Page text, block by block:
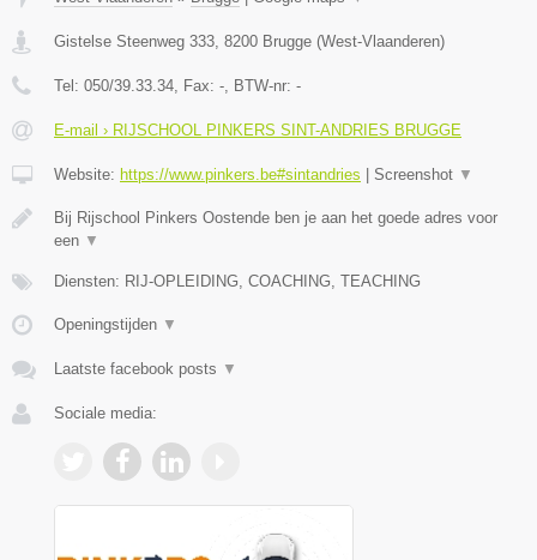
Gistelse Steenweg 333, 8200 Brugge (West-Vlaanderen)
Tel: 050/39.33.34, Fax: -, BTW-nr: -
E-mail › RIJSCHOOL PINKERS SINT-ANDRIES BRUGGE
Website: https://www.pinkers.be#sintandries Screenshot ▼
Bij Rijschool Pinkers Oostende ben je aan het goede adres voor
een ▼
Diensten: RIJ-OPLEIDING, COACHING, TEACHING
Openingstijden ▼
Laatste facebook posts ▼
Sociale media: